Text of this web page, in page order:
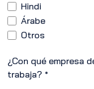
Hindi
Árabe
Otros
¿Con qué empresa
trabaja? *